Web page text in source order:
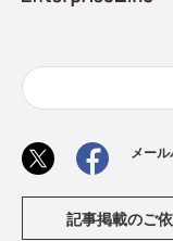
メー
記事掲載のご